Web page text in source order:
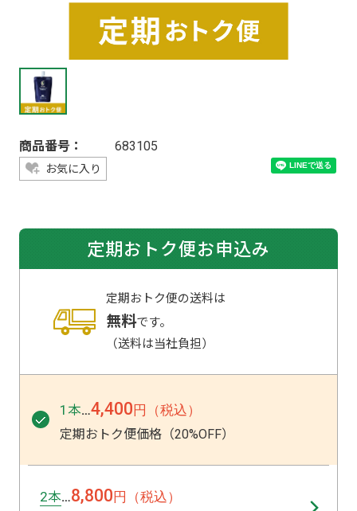
商品番号： 683105
お気に入り
定期おトク便お申込み
定期おトク便の送料は
無料です。
（送料は当社負担）
1本…4,400円（税込）
定期おトク便価格（20%OFF）
2本…8,800円（税込）